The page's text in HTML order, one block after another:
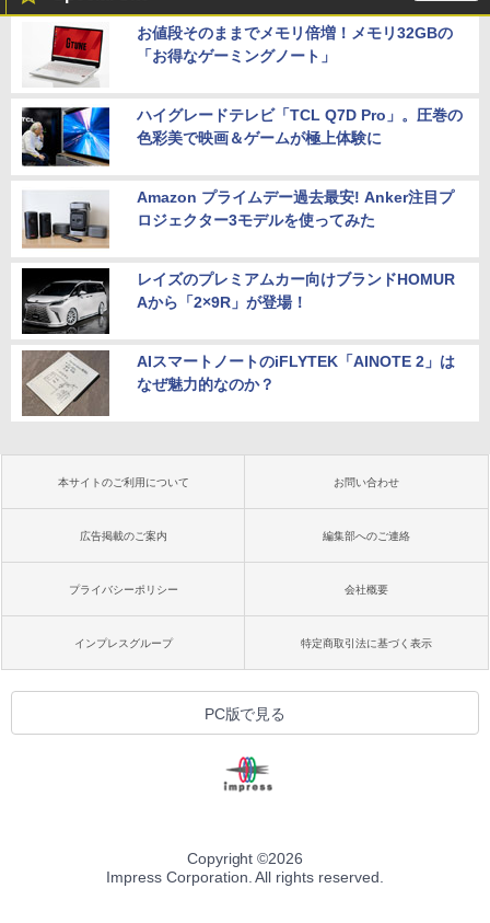
お値段そのままでメモリ倍増！メモリ32GBの
「お得なゲーミングノート」
ハイグレードテレビ「TCL Q7D Pro」。圧巻の
色彩美で映画＆ゲームが極上体験に
Amazon プライムデー過去最安! Anker注目プ
ロジェクター3モデルを使ってみた
レイズのプレミアムカー向けブランドHOMUR
Aから「2×9R」が登場！
AIスマートノートのiFLYTEK「AINOTE 2」は
なぜ魅力的なのか？
本サイトのご利用について お問い合わせ
広告掲載のご案内 編集部へのご連絡
プライバシーポリシー 会社概要
インプレスグループ 特定商取引法に基づく表示
PC版で見る
Copyright ©2026
Impress Corporation. All rights reserved.